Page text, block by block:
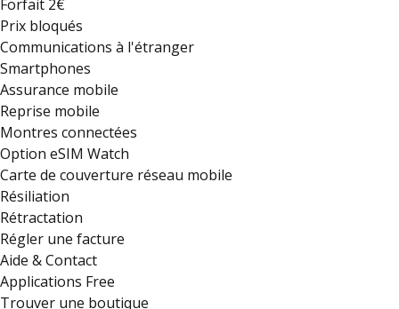
Forfait 2€
Prix bloqués
Communications à l'étranger
Smartphones
Assurance mobile
Reprise mobile
Montres connectées
Option eSIM Watch
Carte de couverture réseau mobile
Résiliation
Rétractation
Régler une facture
Aide & Contact
Applications Free
Trouver une boutique